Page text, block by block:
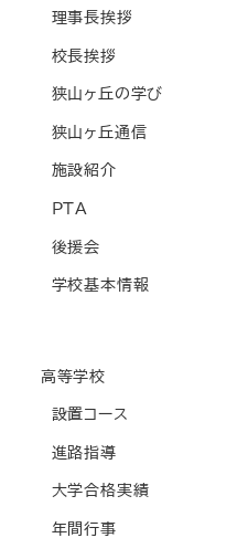
理事長挨拶
校長挨拶
狭山ヶ丘の学び
狭山ヶ丘通信
施設紹介
PTA
後援会
学校基本情報
高等学校
設置コース
進路指導
大学合格実績
年間行事